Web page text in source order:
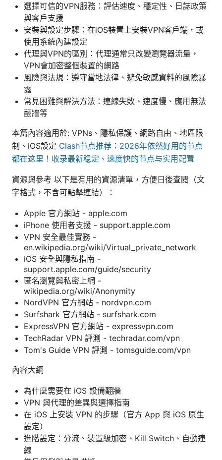
選擇可信的VPN服務：評估速度、穩定性、日誌政策
與客戶支援
安裝與設定步驟：在iOS裝置上安裝VPN客戶端，或
使用系統內建設定
代理與VPN的區別：代理通常只改變瀏覽器流量，
VPN會加密整個裝置的網路
風險與法規：遵守當地法律、避免敏感資料的風險暴
露
常見困難與解決方法：連線失敗、速度慢、應用無法
翻牆等
本篇內容適用於: VPNs、隱私保護、網路自由、地區限
制、iOS設定 Clash节点推荐：2026年依然好用的节点
都在这里！收录最新稳定、速度快的节点与实用配置
資源與參考 以下是有用的資源清單，方便日後查閱（文
字格式，不含可點擊連結）：
Apple 官方網站 - apple.com
iPhone 使用者支援 - support.apple.com
VPN 安全最佳實務 -
en.wikipedia.org/wiki/Virtual_private_network
iOS 安全與隱私指南 -
support.apple.com/guide/security
匿名瀏覽與私密上網 -
wikipedia.org/wiki/Anonymity
NordVPN 官方網站 - nordvpn.com
Surfshark 官方網站 - surfshark.com
ExpressVPN 官方網站 - expressvpn.com
TechRadar VPN 評測 - techradar.com/vpn
Tom's Guide VPN 評測 - tomsguide.com/vpn
內容大綱
為什麼需要在 iOS 設備翻牆
VPN 與代理的差異與選擇指南
在 iOS 上安裝 VPN 的步驟（官方 App 與 iOS 原生
設定）
進階設定：分流、裝置級加密、Kill Switch、自動連
線